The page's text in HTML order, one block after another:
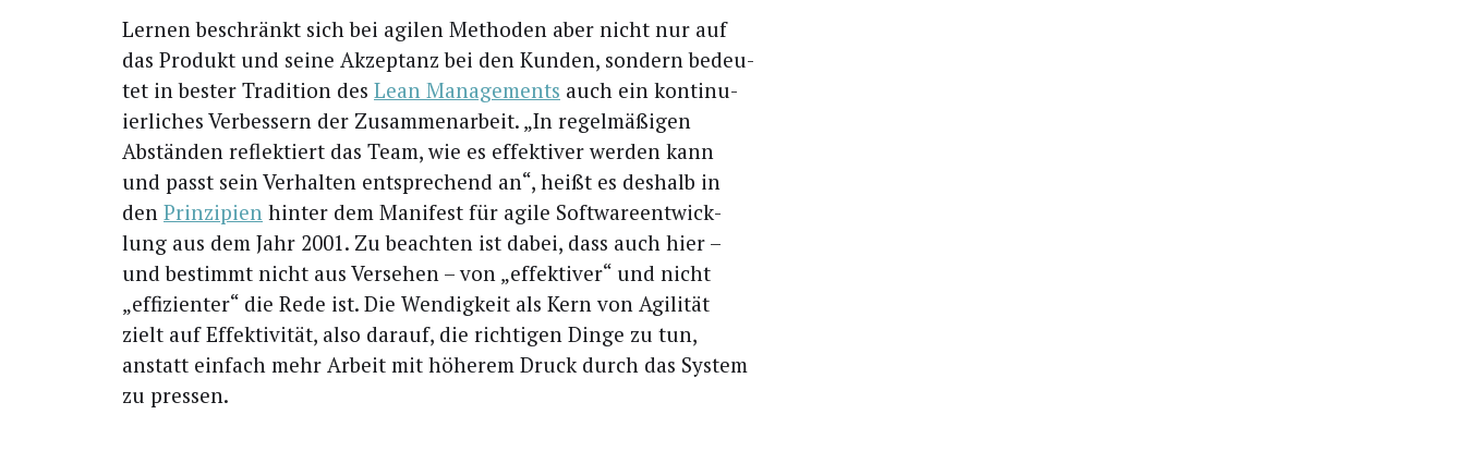
Ler­nen beschränkt sich bei agi­len Metho­den aber nicht nur auf
das Pro­dukt und sei­ne Akzep­tanz bei den Kun­den, son­dern bedeu­
tet in bes­ter Tra­di­ti­on des Lean Manage­ments auch ein kon­ti­nu­
ier­li­ches Ver­bes­sern der Zusam­men­ar­beit. „In regel­mä­ßi­gen
Abstän­den reflek­tiert das Team, wie es effek­ti­ver wer­den kann
und passt sein Ver­hal­ten ent­spre­chend an“, heißt es des­halb in
den Prin­zi­pi­en hin­ter dem Mani­fest für agi­le Soft­ware­ent­wick­
lung aus dem Jahr 2001. Zu beach­ten ist dabei, dass auch hier –
und bestimmt nicht aus Ver­se­hen – von „effek­ti­ver“ und nicht
„effi­zi­en­ter“ die Rede ist. Die Wen­dig­keit als Kern von Agi­li­tät
zielt auf Effek­ti­vi­tät, also dar­auf, die rich­ti­gen Din­ge zu tun,
anstatt ein­fach mehr Arbeit mit höhe­rem Druck durch das Sys­tem
zu pressen.